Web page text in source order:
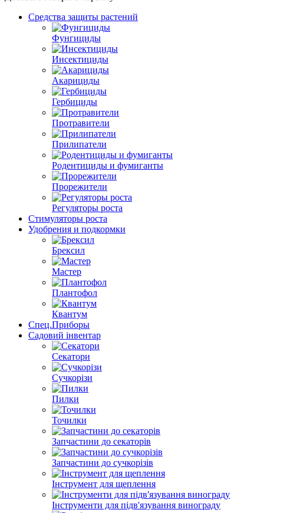
Средства защиты растений
Фунгициды
Инсектициды
Акарициды
Гербициды
Протравители
Прилипатели
Родентициды и фумиганты
Прорежители
Регуляторы роста
Стимуляторы роста
Удобрения и подкормки
Брексил
Мастер
Плантофол
Квантум
Спец.Приборы
Садовий інвентар
Секатори
Сучкорізи
Пилки
Точилки
Запчастини до секаторів
Запчастини до сучкорізів
Інструмент для щеплення
Інструменти для підв'язування винограду